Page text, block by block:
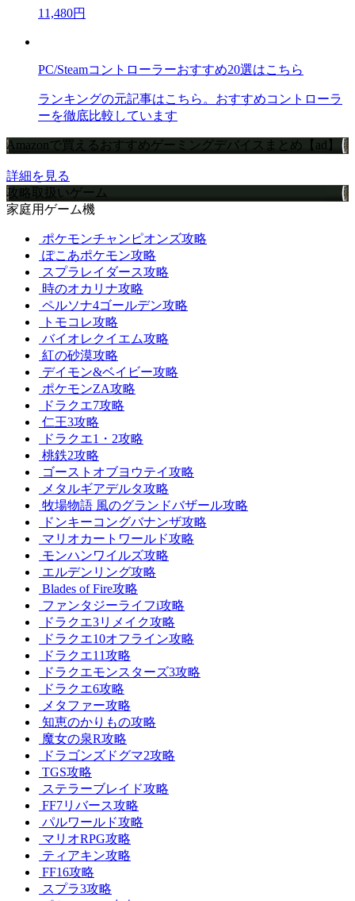
11,480円
PC/Steamコントローラーおすすめ20選はこちら
ランキングの元記事はこちら。おすすめコントローラ
ーを徹底比較しています
Amazonで買えるおすすめゲーミングデバイスまとめ【ad】
詳細を見る
攻略取扱いゲーム
家庭用ゲーム機
ポケモンチャンピオンズ攻略
ぽこあポケモン攻略
スプラレイダース攻略
時のオカリナ攻略
ペルソナ4ゴールデン攻略
トモコレ攻略
バイオレクイエム攻略
紅の砂漠攻略
デイモン&ベイビー攻略
ポケモンZA攻略
ドラクエ7攻略
仁王3攻略
ドラクエ1・2攻略
桃鉄2攻略
ゴーストオブヨウテイ攻略
メタルギアデルタ攻略
牧場物語 風のグランドバザール攻略
ドンキーコングバナンザ攻略
マリオカートワールド攻略
モンハンワイルズ攻略
エルデンリング攻略
Blades of Fire攻略
ファンタジーライフi攻略
ドラクエ3リメイク攻略
ドラクエ10オフライン攻略
ドラクエ11攻略
ドラクエモンスターズ3攻略
ドラクエ6攻略
メタファー攻略
知恵のかりもの攻略
魔女の泉R攻略
ドラゴンズドグマ2攻略
TGS攻略
ステラーブレイド攻略
FF7リバース攻略
パルワールド攻略
マリオRPG攻略
ティアキン攻略
FF16攻略
スプラ3攻略